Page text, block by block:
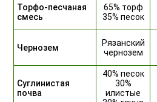
Торфо-песчаная
смесь
65% торф
35% песок
Чернозем
Рязанский
чернозем
Суглинистая
почва
40% песок
30%
илистые